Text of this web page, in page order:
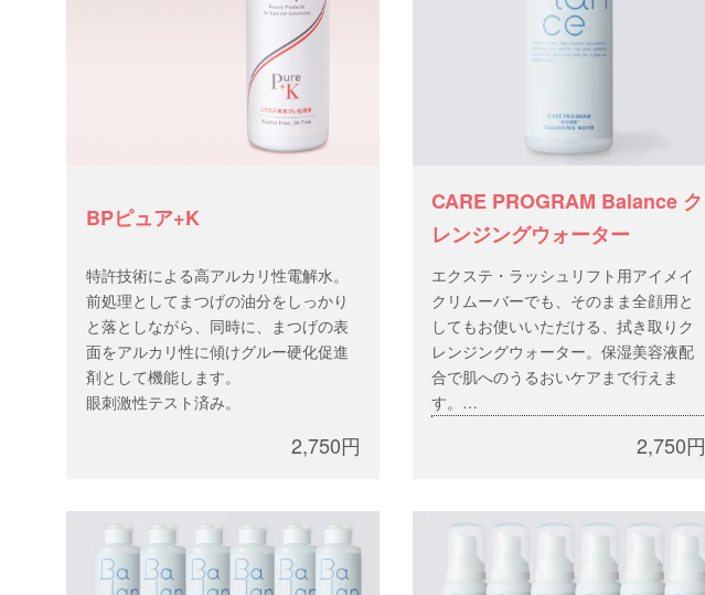
BPピュア+K
特許技術による高アルカリ性電解水。
前処理としてまつげの油分をしっかり
と落としながら、同時に、まつげの表
面をアルカリ性に傾けグルー硬化促進
剤として機能します。
眼刺激性テスト済み。
2,750円
CARE PROGRAM Balance ク
レンジングウォーター
エクステ・ラッシュリフト用アイメイ
クリムーバーでも、そのまま全顔用と
してもお使いいただける、拭き取りク
レンジングウォーター。保湿美容液配
合で肌へのうるおいケアまで行えま
す。
オイル・アルコール・パラベン・合
成色素・合成香料フリー
2,750円